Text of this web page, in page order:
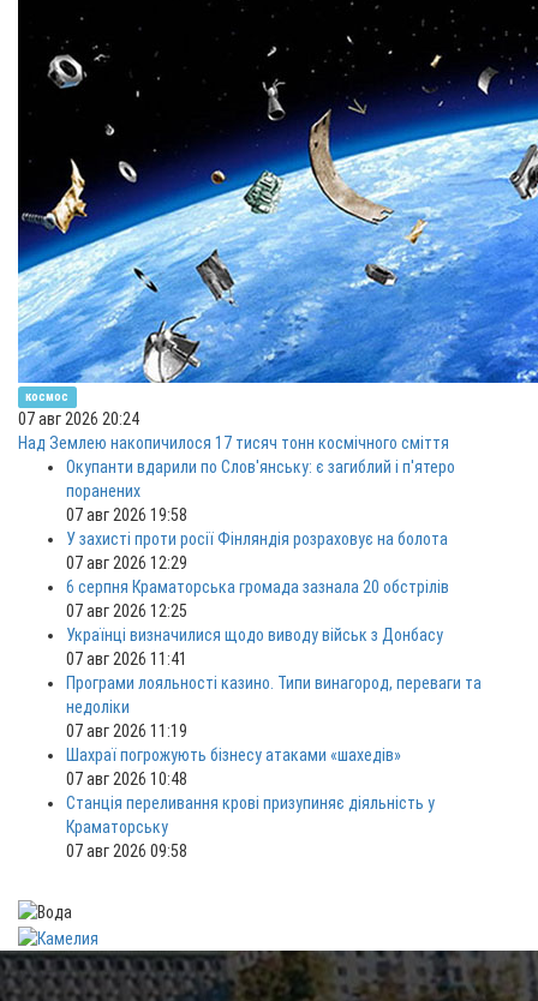
космос
07 авг 2026 20:24
Над Землею накопичилося 17 тисяч тонн космічного сміття
Окупанти вдарили по Слов'янську: є загиблий і п'ятеро
поранених
07 авг 2026 19:58
У захисті проти росії Фінляндія розраховує на болота
07 авг 2026 12:29
6 серпня Краматорська громада зазнала 20 обстрілів
07 авг 2026 12:25
Українці визначилися щодо виводу військ з Донбасу
07 авг 2026 11:41
Програми лояльності казино. Типи винагород, переваги та
недоліки
07 авг 2026 11:19
Шахраї погрожують бізнесу атаками «шахедів»
07 авг 2026 10:48
Станція переливання крові призупиняє діяльність у
Краматорську
07 авг 2026 09:58